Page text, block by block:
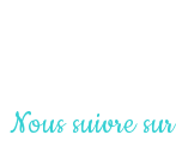
Nous suivre sur